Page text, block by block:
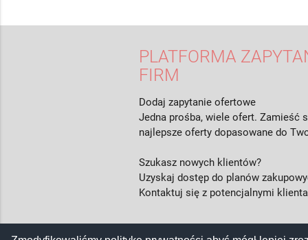
PLATFORMA
FIRM
Dodaj zapytanie ofertowe
Jedna prośba, wiele ofert. Zamieść
najlepsze oferty dopasowane do
Szukasz nowych klientów?
Uzyskaj dostęp do planów
Kontaktuj się z potencjalnymi